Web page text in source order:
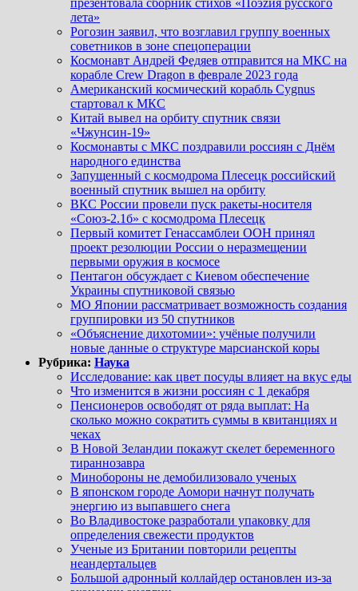
лета»
Рогозин заявил, что возглавил группу военных
советников в зоне спецоперации
Космонавт Андрей Федяев отправится на МКС на
корабле Crew Dragon в феврале 2023 года
Американский космический корабль Cygnus
стартовал к МКС
Китай вывел на орбиту спутник связи
«Чжунсин-19»
Космонавты с МКС поздравили россиян с Днём
народного единства
Запущенный с космодрома Плесецк российский
военный спутник вышел на орбиту
ВКС России провели пуск ракеты-носителя
«Союз-2.1б» с космодрома Плесецк
Первый комитет Генассамблеи ООН принял
проект резолюции России о неразмещении
первыми оружия в космосе
Пентагон обсуждает с Киевом обеспечение
Украины спутниковой связью
МО Японии рассматривает возможность создания
группировки из 50 спутников
«Объяснение дихотомии»: учёные получили
новые данные о структуре марсианской коры
Рубрика: Наука
Исследование: как цвет посуды влияет на вкус еды
Что изменится в жизни россиян с 1 декабря
Пенсионеров освободят от ряда выплат: На
сколько можно сократить суммы в квитанциях и
чеках
В Новой Зеландии покажут скелет беременного
тираннозавра
Минобороны не демобилизовало ученых
В японском городе Аомори начнут получать
энергию из выпавшего снега
Во Владивостоке разработали упаковку для
определения свежести продуктов
Ученые из Британии повторили рецепты
неандертальцев
Большой адронный коллайдер остановлен из-за